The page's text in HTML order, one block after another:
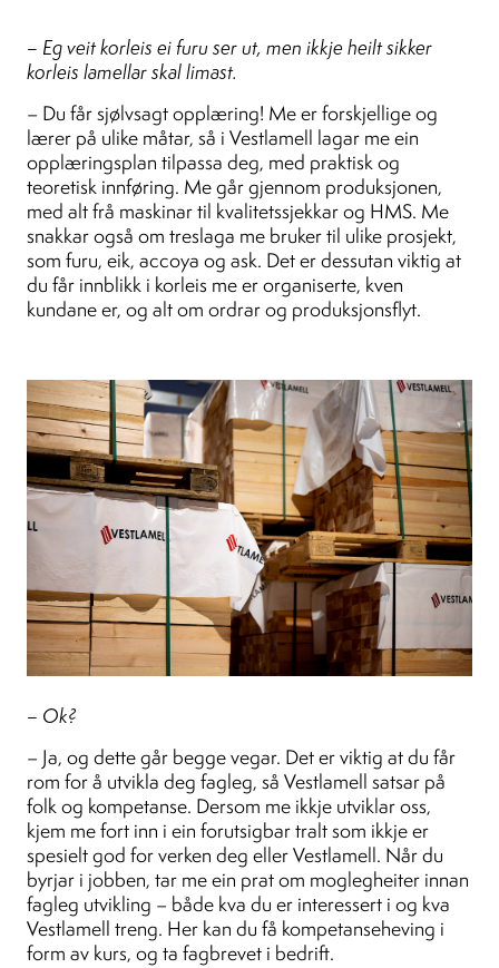
– Eg veit korleis ei furu ser ut, men ikkje heilt sikker
korleis lamellar skal limast.
– Du får sjølvsagt opplæring! Me er forskjellige og
lærer på ulike måtar, så i Vestlamell lagar me ein
opplæringsplan tilpassa deg, med praktisk og
teoretisk innføring. Me går gjennom produksjonen,
med alt frå maskinar til kvalitetssjekkar og HMS. Me
snakkar også om treslaga me bruker til ulike prosjekt,
som furu, eik, accoya og ask. Det er dessutan viktig at
du får innblikk i korleis me er organiserte, kven
kundane er, og alt om ordrar og produksjonsflyt.
– Ok?
– Ja, og dette går begge vegar. Det er viktig at du får
rom for å utvikla deg fagleg, så Vestlamell satsar på
folk og kompetanse. Dersom me ikkje utviklar oss,
kjem me fort inn i ein forutsigbar tralt som ikkje er
spesielt god for verken deg eller Vestlamell. Når du
byrjar i jobben, tar me ein prat om moglegheiter innan
fagleg utvikling – både kva du er interessert i og kva
Vestlamell treng. Her kan du få kompetanseheving i
form av kurs, og ta fagbrevet i bedrift.